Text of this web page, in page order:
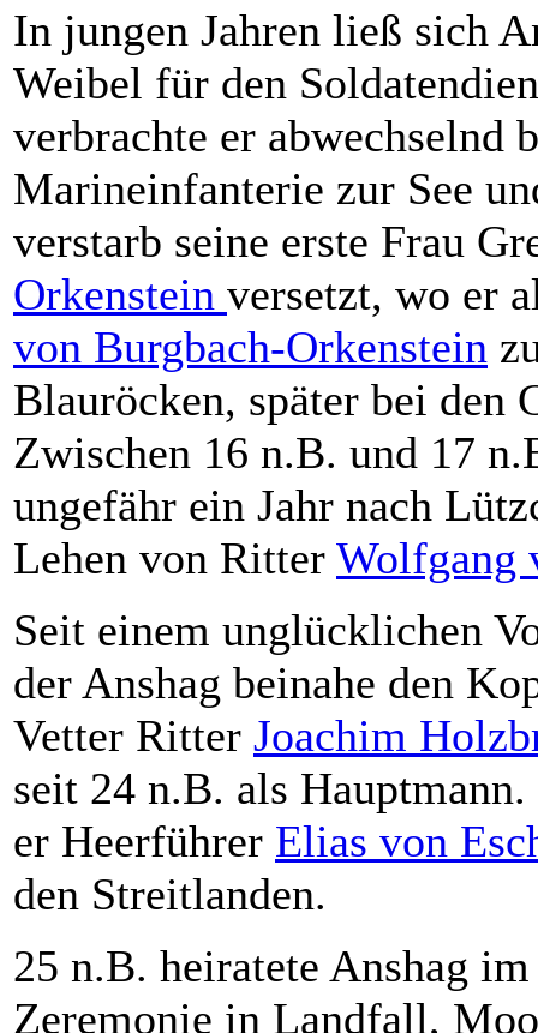
In jungen Jahren ließ sich
Weibel für den
verbrachte er abwechselnd
Marineinfanterie zur See
verstarb seine erste Frau
Orkenstein versetzt, wo er
von Burgbach-Orkenstein
Blauröcken, später bei den
Zwischen 16 n.B. und 17
ungefähr ein Jahr nach
Lehen von Ritter Wolfgang
Seit einem unglücklichen
der Anshag beinahe den
Vetter Ritter Joachim
seit 24 n.B. als
er Heerführer Elias von
den Streitlanden.
25 n.B. heiratete Anshag
Zeremonie in Landfall,